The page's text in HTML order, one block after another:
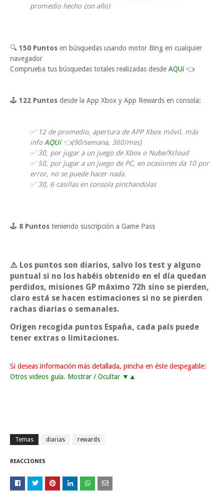
promedio hecho con año)
🔍 150 Puntos en búsquedas usando motor Bing en cualquier
navegador
Comprueba tus búsquedas totales realizadas desde AQUí👈
🕹 122 Puntos desde la App Xbox y App Rewards en consola:
✅ 12 de promedio, apertura de APP Xbox móvil, más
infoAQUí👈(90/semana, 360/mes)
✅ 30, por jugar a un juego de Xbox o Nube/Xcloud
✅ 50, por jugar a un juego de PC, en ocasiones da 10 por
error, no se puede hacer nada.
✅ 30, 6 casillas en consola pinchandolas
🕹 8 Puntos teniendo suscripción a Game Pass
⚠️ Los puntos son diarios, salvo los test y alguno
puntual si no los habéis obtenido en el día quedan
perdidos, misiones GP máximo 72h sino se pierden,
claro está se hacen estimaciones si no se pierden
rachas diarias o semanales.
Origen recogida puntos España, cada país puede
tener extras o limitaciones.
Si deseas información más detallada, pincha en éste despegable:
Otros videos guía. Mostrar / Ocultar ▼▲
Temas diarias rewards
REACCIONES